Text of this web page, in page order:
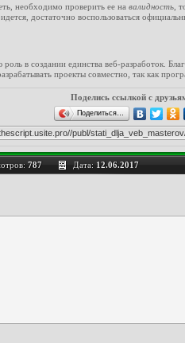
необходимо проверить ее на валидность,
достаточно воспользоваться
в создании единства веб-разработок.
проекты совместно, так как
Поделись ссылкой с
Поделиться…
787 Дата: 12.06.2017